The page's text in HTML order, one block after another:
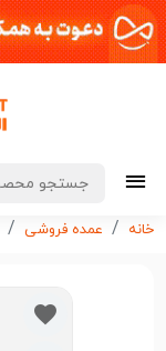
خانه عمده فروشی